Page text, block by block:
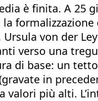
è finita. A 25
Ursula von der
verso una
di base: un
in
valori più alti.